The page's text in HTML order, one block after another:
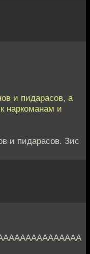
и пидарасов, а
наркоманам и
и пидарасов. Зис